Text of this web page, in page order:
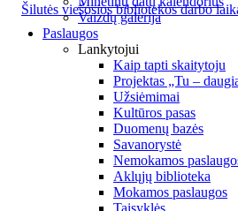
Vaizdų galerija
Paslaugos
Lankytojui
Kaip tapti skaitytoju
Projektas „Tu –
Užsiėmimai
Kultūros pasas
Duomenų bazės
Savanorystė
Nemokamos
Aklųjų biblioteka
Mokamos paslaugos